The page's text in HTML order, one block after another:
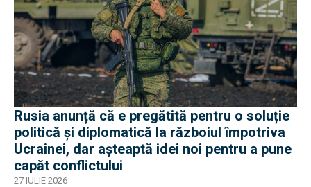
Rusia anunță că e pregătită pentru o soluție
politică și diplomatică la războiul împotriva
Ucrainei, dar așteaptă idei noi pentru a pune
capăt conflictului
27 IULIE 2026